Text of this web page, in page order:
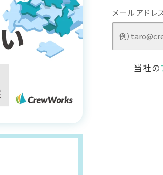
メールアドレ
当社の